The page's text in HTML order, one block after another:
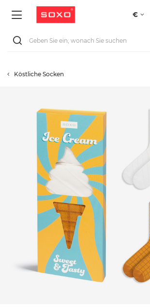
€
Köstliche Socken